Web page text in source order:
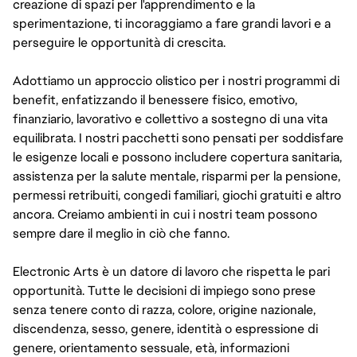
creazione di spazi per l'apprendimento e la
sperimentazione, ti incoraggiamo a fare grandi lavori e a
perseguire le opportunità di crescita.
Adottiamo un approccio olistico per i nostri programmi di
benefit, enfatizzando il benessere fisico, emotivo,
finanziario, lavorativo e collettivo a sostegno di una vita
equilibrata. I nostri pacchetti sono pensati per soddisfare
le esigenze locali e possono includere copertura sanitaria,
assistenza per la salute mentale, risparmi per la pensione,
permessi retribuiti, congedi familiari, giochi gratuiti e altro
ancora. Creiamo ambienti in cui i nostri team possono
sempre dare il meglio in ciò che fanno.
Electronic Arts è un datore di lavoro che rispetta le pari
opportunità. Tutte le decisioni di impiego sono prese
senza tenere conto di razza, colore, origine nazionale,
discendenza, sesso, genere, identità o espressione di
genere, orientamento sessuale, età, informazioni